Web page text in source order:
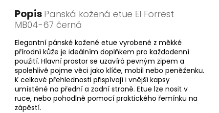
Popis Panská kožená etue El Forrest
MB04-67 černá
Elegantní pánské kožené etue vyrobené z měkké
přírodní kůže je ideálním doplňkem pro každodenní
použití. Hlavní prostor se uzavírá pevným zipem a
spolehlivě pojme věci jako klíče, mobil nebo peněženku.
K celkové přehlednosti přispívají i vnější kapsy
umístěné na přední a zadní straně. Etue lze nosit v
ruce, nebo pohodlně pomocí praktického řemínku na
zápěstí.